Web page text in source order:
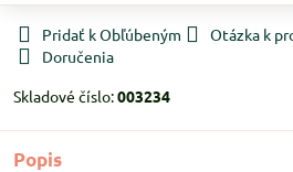
Pridať k Obľúbeným Otázka k
Doručenia
Skladové číslo:003234
Popis